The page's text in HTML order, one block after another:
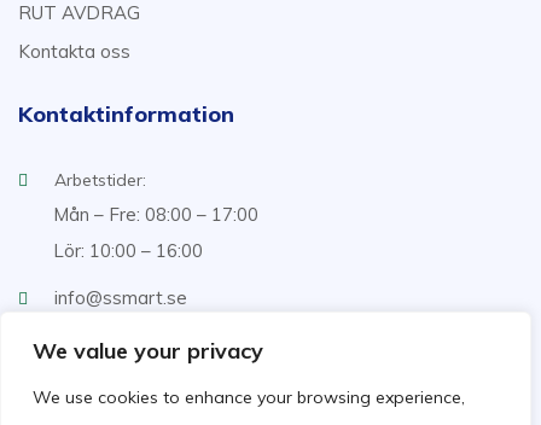
We value your privacy
We use cookies to enhance your browsing experience,
RUT AVDRAG
Kontakta oss
Kontaktinformation
Arbetstider:
Mån – Fre: 08:00 – 17:00
Lör: 10:00 – 16:00
info@ssmart.se
+46707322222